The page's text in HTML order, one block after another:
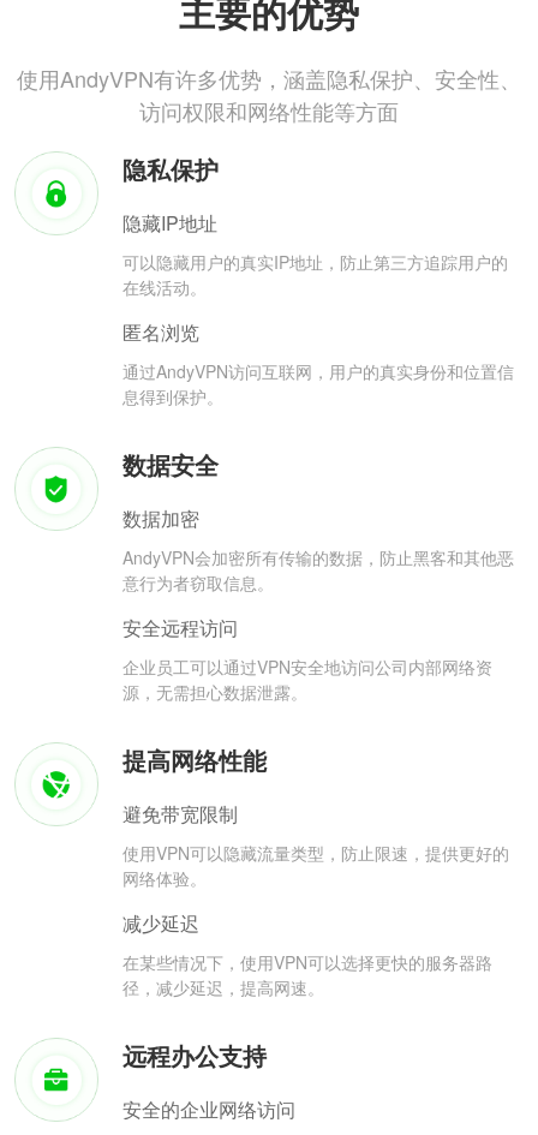
主要的优势
使用AndyVPN有许多优势，涵盖隐私保护、安全性、
访问权限和网络性能等方面
隐私保护
隐藏IP地址
可以隐藏用户的真实IP地址，防止第三方追踪用户的
在线活动。
匿名浏览
通过AndyVPN访问互联网，用户的真实身份和位置信
息得到保护。
数据安全
数据加密
AndyVPN会加密所有传输的数据，防止黑客和其他恶
意行为者窃取信息。
安全远程访问
企业员工可以通过VPN安全地访问公司内部网络资
源，无需担心数据泄露。
提高网络性能
避免带宽限制
使用VPN可以隐藏流量类型，防止限速，提供更好的
网络体验。
减少延迟
在某些情况下，使用VPN可以选择更快的服务器路
径，减少延迟，提高网速。
远程办公支持
安全的企业网络访问